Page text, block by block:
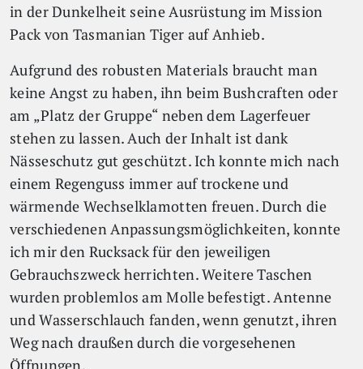
in der Dunkelheit seine Ausrüstung im Mission
Pack von Tasmanian Tiger auf Anhieb.
Aufgrund des robusten Materials braucht man
keine Angst zu haben, ihn beim Bushcraften oder
am „Platz der Gruppe“ neben dem Lagerfeuer
stehen zu lassen. Auch der Inhalt ist dank
Nässeschutz gut geschützt. Ich konnte mich nach
einem Regenguss immer auf trockene und
wärmende Wechselklamotten freuen. Durch die
verschiedenen Anpassungsmöglichkeiten, konnte
ich mir den Rucksack für den jeweiligen
Gebrauchszweck herrichten. Weitere Taschen
wurden problemlos am Molle befestigt. Antenne
und Wasserschlauch fanden, wenn genutzt, ihren
Weg nach draußen durch die vorgesehenen